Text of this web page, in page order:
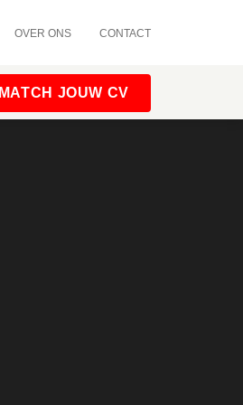
OVER ONS CONTACT
MATCH JOUW CV